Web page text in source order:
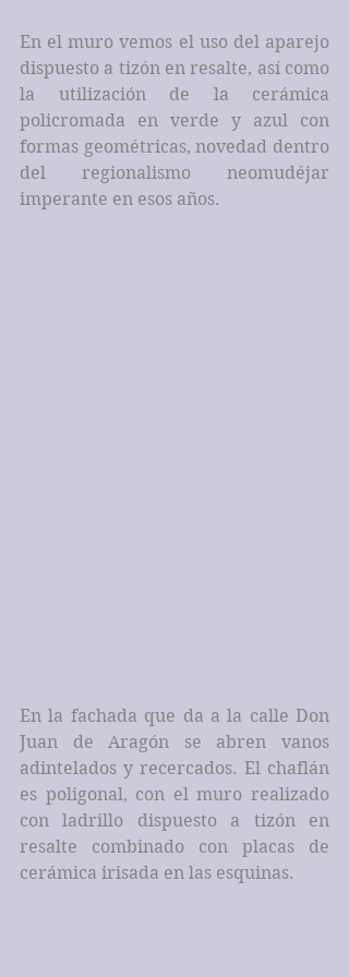
En el muro vemos el uso del aparejo
dispuesto a tizón en resalte, así como
la utilización de la cerámica
policromada en verde y azul con
formas geométricas, novedad dentro
del regionalismo neomudéjar
imperante en esos años.
En la fachada que da a la calle Don
Juan de Aragón se abren vanos
adintelados y recercados. El chaflán
es poligonal, con el muro realizado
con ladrillo dispuesto a tizón en
resalte combinado con placas de
cerámica irisada en las esquinas.